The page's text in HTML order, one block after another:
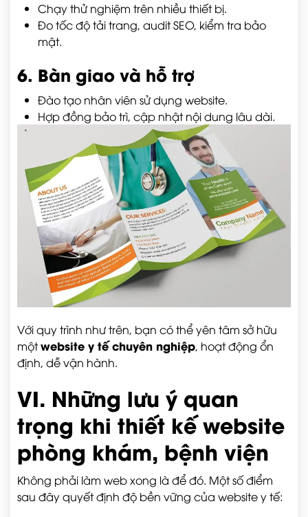
Chạy thử nghiệm trên nhiều thiết bị.
Đo tốc độ tải trang, audit SEO, kiểm tra bảo
mật.
6. Bàn giao và hỗ trợ
Đào tạo nhân viên sử dụng website.
Hợp đồng bảo trì, cập nhật nội dung lâu dài.
Với quy trình như trên, bạn có thể yên tâm sở hữu
mộtwebsite y tế chuyên nghiệp, hoạt động ổn
định, dễ vận hành.
VI. Những lưu ý quan
trọng khi thiết kế website
phòng khám, bệnh viện
Không phải làm web xong là để đó. Một số điểm
sau đây quyết định độ bền vững của website y tế: